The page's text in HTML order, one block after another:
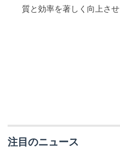
質と効率を著しく向上させ
注目のニュース